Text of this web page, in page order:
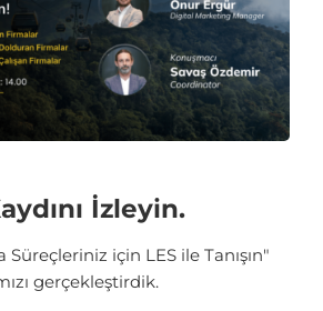
İzleyin.
için LES ile Tanışın"
gerçekleştirdik.